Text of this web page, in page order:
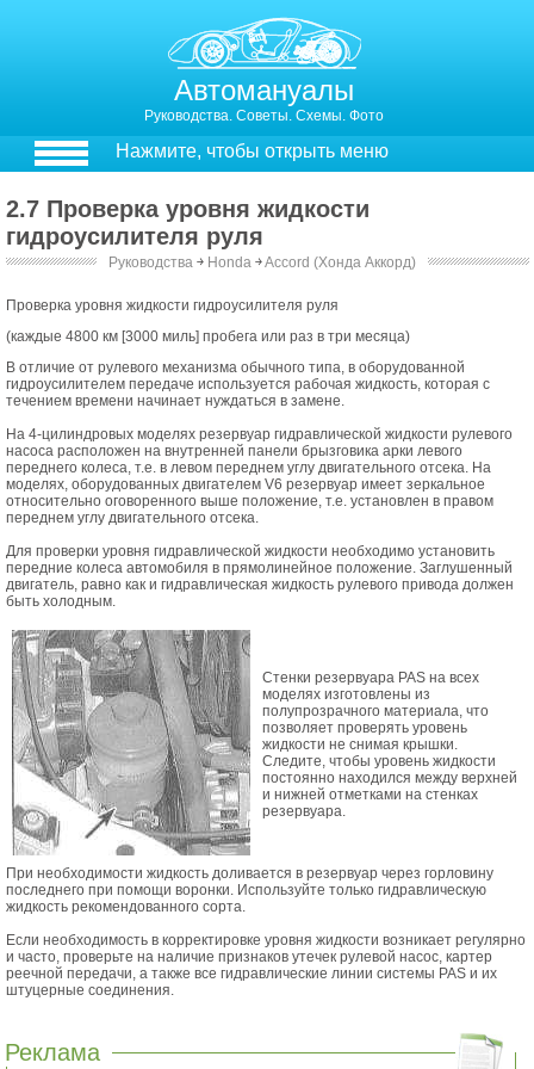
Автомануалы
Руководства. Советы. Схемы. Фото
Нажмите, чтобы открыть меню
2.7 Проверка уровня жидкости
гидроусилителя руля
Руководства ￫ Honda ￫Accord (Хонда Аккорд)
Проверка уровня жидкости гидроусилителя руля
(каждые 4800 км [3000 миль] пробега или раз в три месяца)
В отличие от рулевого механизма обычного типа, в оборудованной
гидроусилителем передаче используется рабочая жидкость, которая с
течением времени начинает нуждаться в замене.
На 4-цилиндровых моделях резервуар гидравлической жидкости рулевого
насоса расположен на внутренней панели брызговика арки левого
переднего колеса, т.е. в левом переднем углу двигательного отсека. На
моделях, оборудованных двигателем V6 резервуар имеет зеркальное
относительно оговоренного выше положение, т.е. установлен в правом
переднем углу двигательного отсека.
Для проверки уровня гидравлической жидкости необходимо установить
передние колеса автомобиля в прямолинейное положение. Заглушенный
двигатель, равно как и гидравлическая жидкость рулевого привода должен
быть холодным.
Стенки резервуара PAS на всех
моделях изготовлены из
полупрозрачного материала, что
позволяет проверять уровень
жидкости не снимая крышки.
Следите, чтобы уровень жидкости
постоянно находился между верхней
и нижней отметками на стенках
резервуара.
При необходимости жидкость доливается в резервуар через горловину
последнего при помощи воронки. Используйте только гидравлическую
жидкость рекомендованного сорта.
Если необходимость в корректировке уровня жидкости возникает регулярно
и часто, проверьте на наличие признаков утечек рулевой насос, картер
реечной передачи, а также все гидравлические линии системы PAS и их
штуцерные соединения.
Реклама